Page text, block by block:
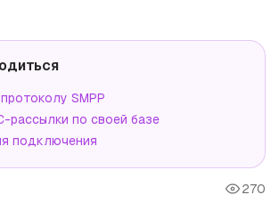
SMPP
по своей базе
подключения
270